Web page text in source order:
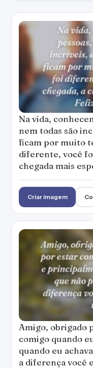
Na vida,
nem todas são
ficam por muito
diferente, você
chegada mais
Criar imagem
Amigo, obrigado
comigo quando
quando eu
a diferença você